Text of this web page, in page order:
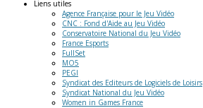
Liens utiles
Agence Française pour le Jeu Vidéo
CNC : Fond d'Aide au Jeu Vidéo
Conservatoire National du Jeu Vidéo
France Esports
FullSet
MO5
PEGI
Syndicat des Editeurs de Logiciels de Loisirs
Syndicat National du Jeu Vidéo
Women in Games France